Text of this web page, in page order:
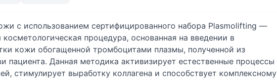
с использованием сертифицированного набора Plasmolifting —
косметологическая процедура, основанная на введении в
кожи обогащенной тромбоцитами плазмы, полученной из
пациента. Данная методика активизирует естественные процессы
стимулирует выработку коллагена и способствует комплексному